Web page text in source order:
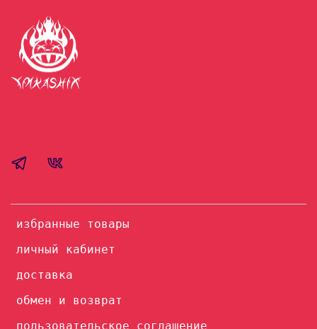
избранные товары
личный кабинет
доставка
обмен и возврат
пользовательское соглашение